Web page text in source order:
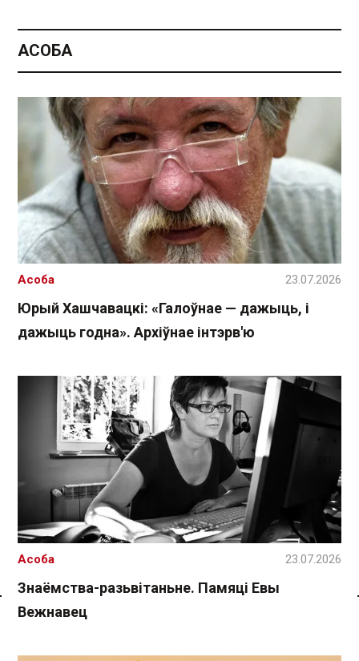
Спасылка без VPN
АСОБА
Юрый Хашчавацкі: «Галоўнае — дажыць, і
дажыць годна». Архіўнае інтэрв'ю
Асоба 23.07.2026
Знаёмства-разьвітаньне. Памяці Евы
Вежнавец
Асоба 23.07.2026